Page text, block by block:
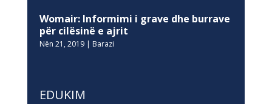
Womair: Informimi i grave dhe burrave
për cilësinë e ajrit
Nën 21, 2019| Barazi
EDUKIM